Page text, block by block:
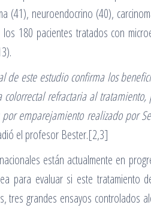
(41), neuroendocrino (40),
180 pacientes tratados con
de este estudio confirma los
colorrectal refractaria al
emparejamiento realizado por
el profesor Bester.[2,3]
están actualmente en
para evaluar si este
tres grandes ensayos